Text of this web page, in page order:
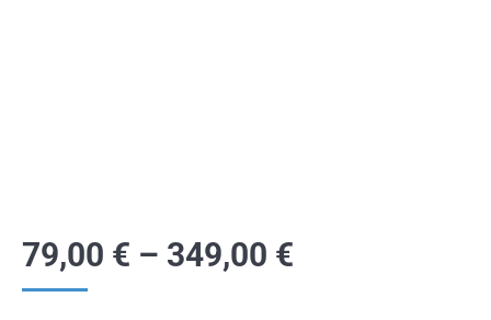
79,00 € – 349,00 €